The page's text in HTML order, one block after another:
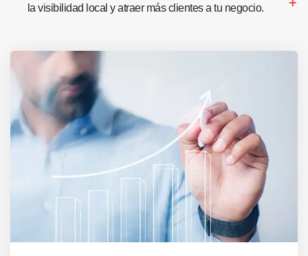
la visibilidad local y atraer más clientes a tu negocio.